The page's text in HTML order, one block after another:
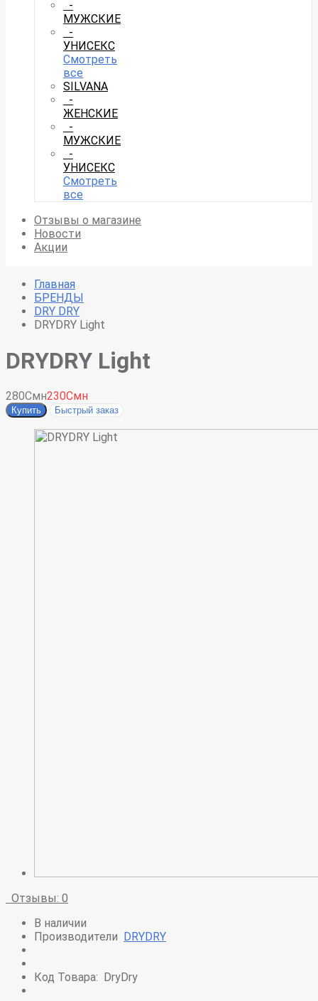
-
МУЖСКИЕ
-
УНИСЕКС
Смотреть
все
SILVANA
-
ЖЕНСКИЕ
-
МУЖСКИЕ
-
УНИСЕКС
Смотреть
все
Отзывы о магазине
Новости
Акции
Главная
БРЕНДЫ
DRY DRY
DRYDRY Light
DRYDRY Light
280Смн230Смн
Купить Быстрый заказ
Отзывы: 0
В наличии
Производители DRYDRY
Код Товара: DryDry